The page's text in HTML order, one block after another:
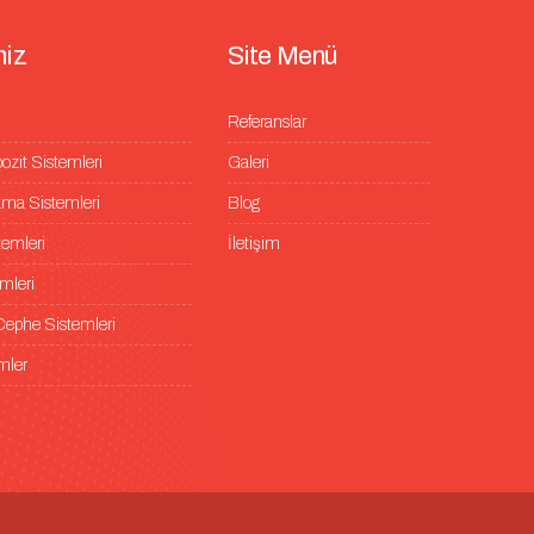
iz
Sistemleri
Sistemleri
Sistemleri
Site Menü
Referanslar
Galeri
Blog
İletişim